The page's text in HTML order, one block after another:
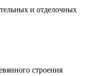
и отделочных
строения